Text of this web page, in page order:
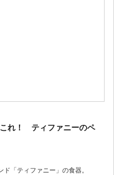
れ！ ティファニーのペ
「ティファニー」の食器。